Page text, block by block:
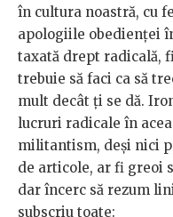
în cultura noastră, cu
apologiile obedienței
taxată drept radicală,
trebuie să faci ca să
mult decât ți se dă.
lucruri radicale în
militantism, deși nici
de articole, ar fi greoi
dar încerc să rezum
subscriu toate: